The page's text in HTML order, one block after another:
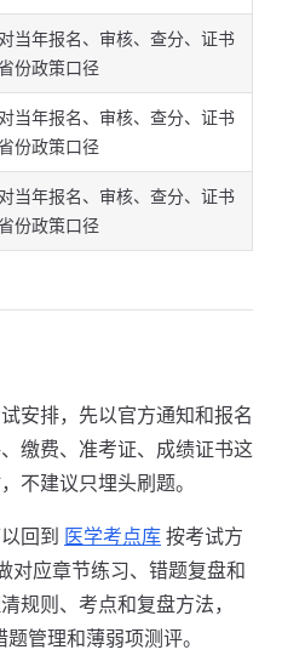
当年报名、审核、查分、证书
份政策口径
当年报名、审核、查分、证书
份政策口径
当年报名、审核、查分、证书
份政策口径
安排，先以官方通知和报名
缴费、准考证、成绩证书这
不建议只埋头刷题。
回到 医学考点库 按考试方
对应章节练习、错题复盘和
规则、考点和复盘方法，
管理和薄弱项测评。